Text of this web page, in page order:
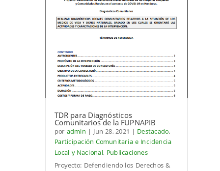
TDR para Diagnósticos
Comunitarios de la FUPNAPIB
por admin | Jun 28, 2021 | Destacado,
Participación Comunitaria e Incidencia
Local y Nacional, Publicaciones
Proyecto: Defendiendo los Derechos &